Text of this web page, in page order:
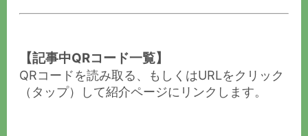
【記事中QRコード一覧】
QRコードを読み取る、もしくはURLをクリック
（タップ）して紹介ページにリンクします。